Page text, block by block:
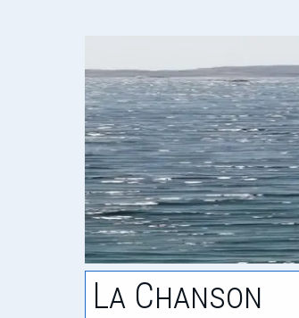
La Chanson